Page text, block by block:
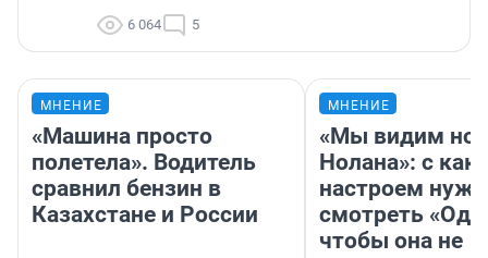
6 064 5
МНЕНИЕ
«Машина просто
полетела». Водитель
сравнил бензин в
Казахстане и России
МНЕНИЕ
«Мы видим
Нолана»: с
настроем
смотреть
чтобы она не